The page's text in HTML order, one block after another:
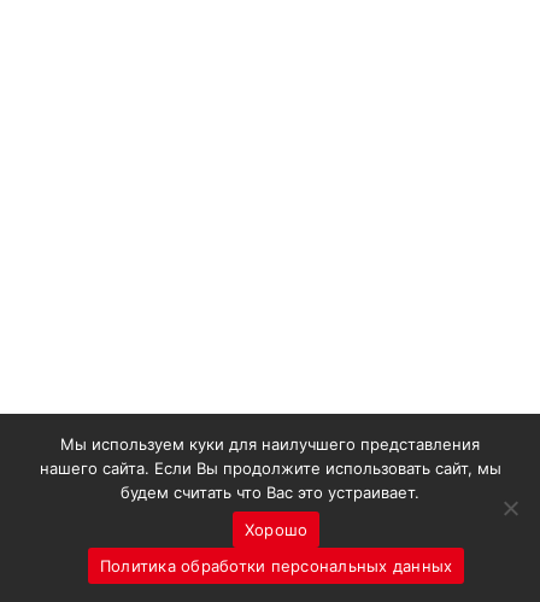
Мы используем куки для наилучшего представления
нашего сайта. Если Вы продолжите использовать сайт, мы
будем считать что Вас это устраивает.
Хорошо
Политика обработки персональных данных